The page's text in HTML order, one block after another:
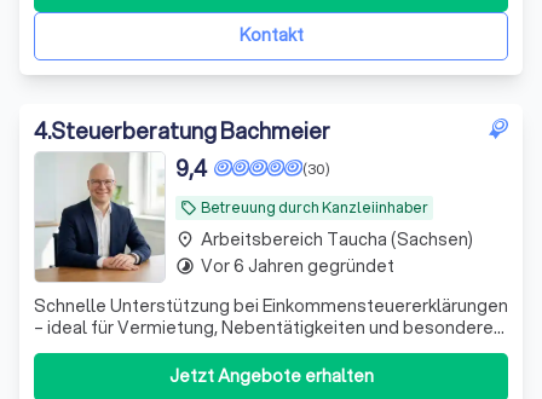
Kontakt
4.Steuerberatung Bachmeier
local_offer Betreuung durch Kanzleiinhaber
(30)
9,4
Schnelle Unterstützung bei Einkommensteuererklärungen
– ideal für Vermietung, Nebentätigkeiten und besondere
private Situationen. Persönlich und unkompliziert.
Jetzt Angebote erhalten
place Arbeitsbereich Taucha (Sachsen)
timelapse Vor 6 Jahren gegründet